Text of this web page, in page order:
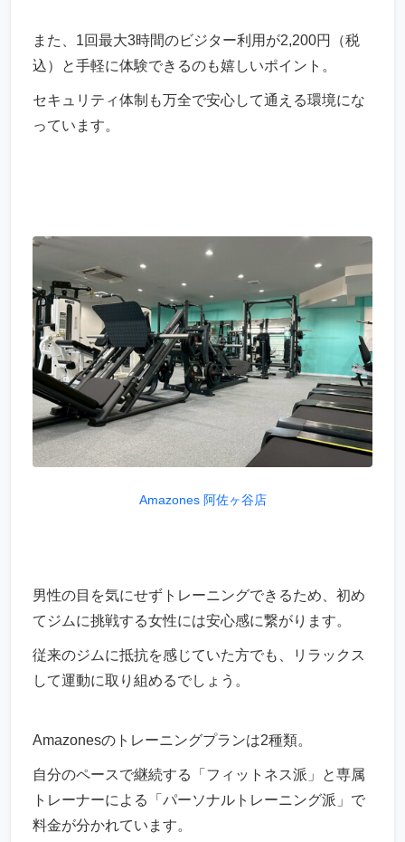
また、1回最大3時間のビジター利用が2,200円（税
込）と手軽に体験できるのも嬉しいポイント。
セキュリティ体制も万全で安心して通える環境にな
っています。
Amazones 阿佐ヶ谷店
男性の目を気にせずトレーニングできるため、初め
てジムに挑戦する女性には安心感に繋がります。
従来のジムに抵抗を感じていた方でも、リラックス
して運動に取り組めるでしょう。
Amazonesのトレーニングプランは2種類。
自分のペースで継続する「フィットネス派」と専属
トレーナーによる「パーソナルトレーニング派」で
料金が分かれています。